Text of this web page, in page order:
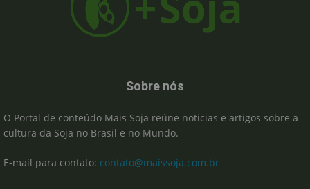
Sobre nós
O Portal de conteúdo Mais Soja reúne noticias e artigos sobre a
cultura da Soja no Brasil e no Mundo.
E-mail para contato: contato@maissoja.com.br